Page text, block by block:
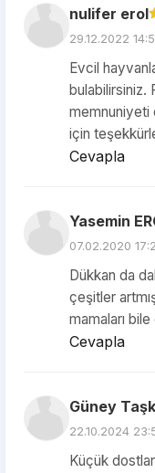
nulifer erol
29.12.2022
Evcil
bulabilirsiniz.
memnuniyeti
için
Cevapla
Yasemin
07.02.2020
Dükkan da
çeşitler
mamaları
Cevapla
Güney
22.10.2024
Küçük